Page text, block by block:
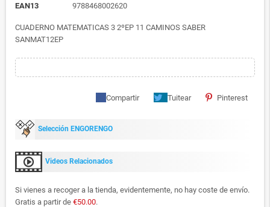
EAN13
9788468002620
CUADERNO MATEMATICAS 3 2ºEP 11 CAMINOS SABER
SANMAT12EP
Compartir Tuitear Pinterest
Selección ENGORENGO
Videos Relacionados
Si vienes a recoger a la tienda, evidentemente, no hay coste de envío.
Gratis a partir de €50.00.